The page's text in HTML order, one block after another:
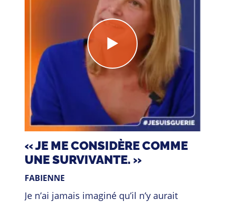
« JE ME CONSIDÈRE COMME
UNE SURVIVANTE. »
FABIENNE
Je n’ai jamais imaginé qu’il n’y aurait